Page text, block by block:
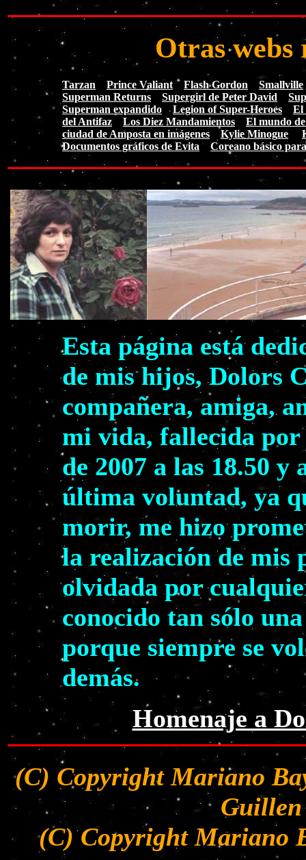
Otras webs
Tarzan Prince Valiant Flash Gordon
Smallville
Superman Returns
Supergirl de Peter David
Superman expandido
Legion of Super-Heroes
El
del Antifaz
Los Diez Mandamientos
El mundo
ciudad de Amposta en imágenes
Kylie Minogue
Documentos gráficos de Evita
Coreano básico
Esta página está
de mis hijos, Dolors
compañera, amiga,
mi vida, fallecida por
de 2007 a las 18.50
última voluntad, ya
morir, me hizo
la realización de mis
olvidada por
conocido tan sólo
porque siempre se
demás.
Homenaje a
(C) Copyright Mariano
Guillen
(C) Copyright Mariano